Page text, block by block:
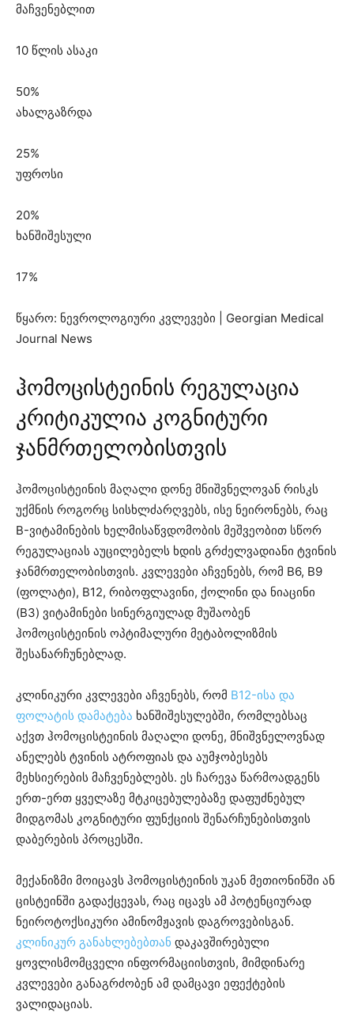
მაჩვენებლით
10 წლის ასაკი
50%
ახალგაზრდა
25%
უფროსი
20%
ხანშიშესული
17%
წყარო: ნევროლოგიური კვლევები | Georgian Medical
Journal News
ჰომოცისტეინის რეგულაცია
კრიტიკულია კოგნიტური
ჯანმრთელობისთვის
ჰომოცისტეინის მაღალი დონე მნიშვნელოვან რისკს
უქმნის როგორც სისხლძარღვებს, ისე ნეირონებს, რაც
B-ვიტამინების ხელმისაწვდომობის მეშვეობით სწორ
რეგულაციას აუცილებელს ხდის გრძელვადიანი ტვინის
ჯანმრთელობისთვის. კვლევები აჩვენებს, რომ B6, B9
(ფოლატი), B12, რიბოფლავინი, ქოლინი და ნიაცინი
(B3) ვიტამინები სინერგიულად მუშაობენ
ჰომოცისტეინის ოპტიმალური მეტაბოლიზმის
შესანარჩუნებლად.
კლინიკური კვლევები აჩვენებს, რომ B12-ისა და
ფოლატის დამატება ხანშიშესულებში, რომლებსაც
აქვთ ჰომოცისტეინის მაღალი დონე, მნიშვნელოვნად
ანელებს ტვინის ატროფიას და აუმჯობესებს
მეხსიერების მაჩვენებლებს. ეს ჩარევა წარმოადგენს
ერთ-ერთ ყველაზე მტკიცებულებაზე დაფუძნებულ
მიდგომას კოგნიტური ფუნქციის შენარჩუნებისთვის
დაბერების პროცესში.
მექანიზმი მოიცავს ჰომოცისტეინის უკან მეთიონინში ან
ცისტეინში გადაქცევას, რაც იცავს ამ პოტენციურად
ნეიროტოქსიკური ამინომჟავის დაგროვებისგან.
კლინიკურ განახლებებთან დაკავშირებული
ყოვლისმომცველი ინფორმაციისთვის, მიმდინარე
კვლევები განაგრძობენ ამ დამცავი ეფექტების
ვალიდაციას.